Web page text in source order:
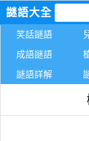
謎語大全
笑話謎語
成語謎語
謎語詳解